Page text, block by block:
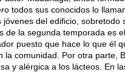
todos sus conocidos lo
jóvenes del edificio,
de la segunda temporada es
puesto que hace lo que él
la comunidad. Por otra parte,
y alérgica a los lácteos. En